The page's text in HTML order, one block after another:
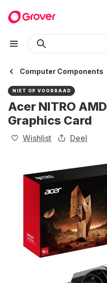
Computer Components
NIET OP VOORRAAD
Acer NITRO
Graphics Card
Wishlist Deel